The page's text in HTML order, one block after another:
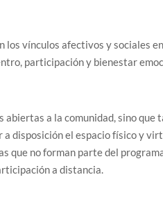
vínculos afectivos y sociales
participación y bienestar
a la comunidad, sino que
a disposición el espacio físico y
que no forman parte del
a distancia.